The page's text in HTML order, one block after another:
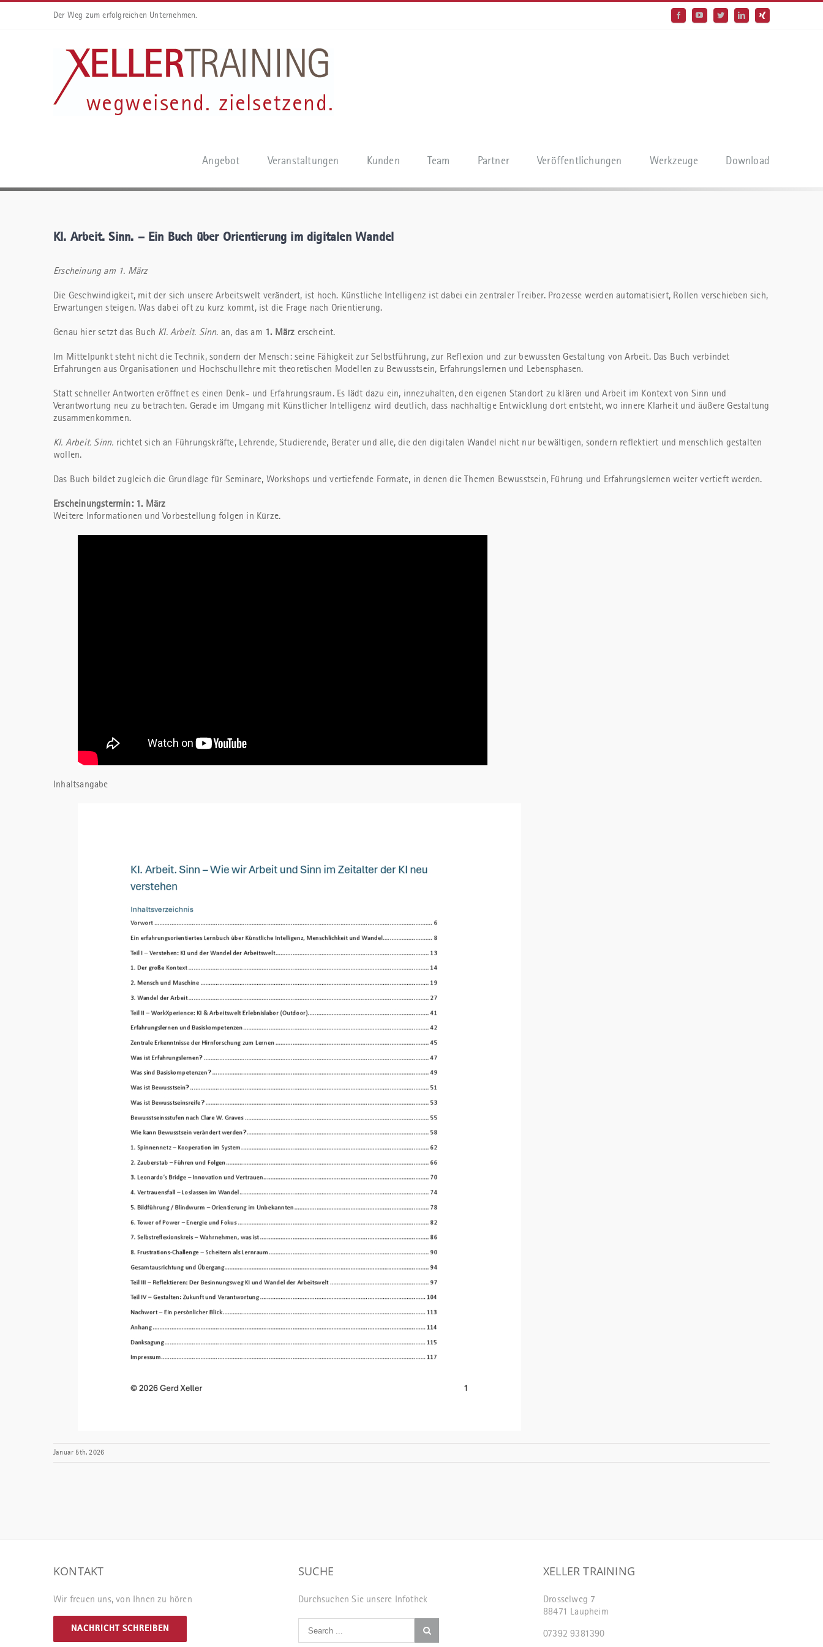
Der Weg zum erfolgreichen Unternehmen.
Angebot Veranstaltungen Kunden Team Partner Veröffentlichungen Werkzeuge Download
KI. Arbeit. Sinn. – Ein Buch über Orientierung im digitalen Wandel
Erscheinung am 1. März
Die Geschwindigkeit, mit der sich unsere Arbeitswelt verändert, ist hoch. Künstliche Intelligenz ist dabei ein zentraler Treiber. Prozesse werden automatisiert, Rollen verschieben sich,
Erwartungen steigen. Was dabei oft zu kurz kommt, ist die Frage nach Orientierung.
Genau hier setzt das Buch KI. Arbeit. Sinn. an, das am 1. März erscheint.
Im Mittelpunkt steht nicht die Technik, sondern der Mensch: seine Fähigkeit zur Selbstführung, zur Reflexion und zur bewussten Gestaltung von Arbeit. Das Buch verbindet
Erfahrungen aus Organisationen und Hochschullehre mit theoretischen Modellen zu Bewusstsein, Erfahrungslernen und Lebensphasen.
Statt schneller Antworten eröffnet es einen Denk- und Erfahrungsraum. Es lädt dazu ein, innezuhalten, den eigenen Standort zu klären und Arbeit im Kontext von Sinn und
Verantwortung neu zu betrachten. Gerade im Umgang mit Künstlicher Intelligenz wird deutlich, dass nachhaltige Entwicklung dort entsteht, wo innere Klarheit und äußere Gestaltung
zusammenkommen.
KI. Arbeit. Sinn. richtet sich an Führungskräfte, Lehrende, Studierende, Berater und alle, die den digitalen Wandel nicht nur bewältigen, sondern reflektiert und menschlich gestalten
wollen.
Das Buch bildet zugleich die Grundlage für Seminare, Workshops und vertiefende Formate, in denen die Themen Bewusstsein, Führung und Erfahrungslernen weiter vertieft werden.
Erscheinungstermin: 1. März
Weitere Informationen und Vorbestellung folgen in Kürze.
Inhaltsangabe
Januar 5th, 2026
KONTAKT
Wir freuen uns, von Ihnen zu hören
NACHRICHT SCHREIBEN
SUCHE
Durchsuchen Sie unsere Infothek
XELLER TRAINING
Drosselweg 7
88471 Laupheim
07392 9381390